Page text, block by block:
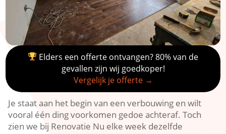
Elders een offerte ontvangen? 80% van de
gevallen zijn wij goedkoper!
Vergelijk je offerte →
Je staat aan het begin van een verbouwing en wilt
vooral één ding voorkomen gedoe achteraf.​ Toch
zien we bij Renovatie Nu elke week dezelfde